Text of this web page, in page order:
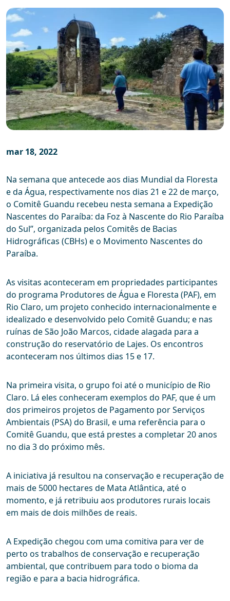
mar 18, 2022
Na semana que antecede aos dias Mundial da Floresta
e da Água, respectivamente nos dias 21 e 22 de março,
o Comitê Guandu recebeu nesta semana a Expedição
Nascentes do Paraíba: da Foz à Nascente do Rio Paraíba
do Sul”, organizada pelos Comitês de Bacias
Hidrográficas (CBHs) e o Movimento Nascentes do
Paraíba.
As visitas aconteceram em propriedades participantes
do programa Produtores de Água e Floresta (PAF), em
Rio Claro, um projeto conhecido internacionalmente e
idealizado e desenvolvido pelo Comitê Guandu; e nas
ruínas de São João Marcos, cidade alagada para a
construção do reservatório de Lajes. Os encontros
aconteceram nos últimos dias 15 e 17.
Na primeira visita, o grupo foi até o município de Rio
Claro. Lá eles conheceram exemplos do PAF, que é um
dos primeiros projetos de Pagamento por Serviços
Ambientais (PSA) do Brasil, e uma referência para o
Comitê Guandu, que está prestes a completar 20 anos
no dia 3 do próximo mês.
A iniciativa já resultou na conservação e recuperação de
mais de 5000 hectares de Mata Atlântica, até o
momento, e já retribuiu aos produtores rurais locais
em mais de dois milhões de reais.
A Expedição chegou com uma comitiva para ver de
perto os trabalhos de conservação e recuperação
ambiental, que contribuem para todo o bioma da
região e para a bacia hidrográfica.